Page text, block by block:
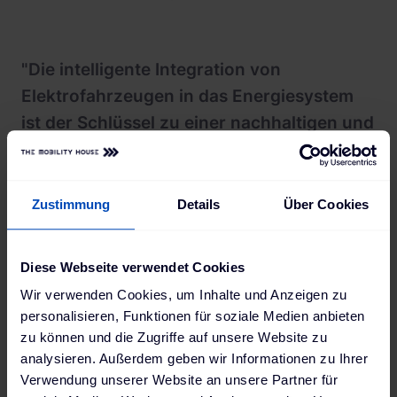
Zustimmung Details Über Cookies
Diese Webseite verwendet Cookies
Wir verwenden Cookies, um Inhalte und Anzeigen zu
personalisieren, Funktionen für soziale Medien anbieten
zu können und die Zugriffe auf unsere Website zu
analysieren. Außerdem geben wir Informationen zu Ihrer
Verwendung unserer Website an unsere Partner für
"Die intelligente Integration von
Elektrofahrzeugen in das Energiesystem
ist der Schlüssel zu einer nachhaltigen und
wirtschaftlichen Mobilitätszukunft.
wir die Vehicle-to-Grid-Technologie aus
der Vision in die Realität – und
Thomas Raffeiner